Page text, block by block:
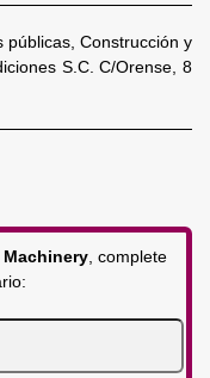
públicas, Construcción y
S.C. C/Orense, 8
Machinery, complete